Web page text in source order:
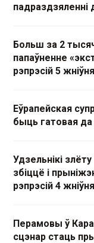
падраздзяленні
Больш за 2
папаўненне
рэпрэсій 5 жніўня
Еўрапейская
быць гатовая да
Удзельнікі
збіццё і
рэпрэсій 4 жніўня
Перамовы ў
сцэнар стаць